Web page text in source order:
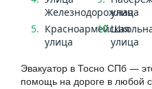
Железнодорожная
Красноармейская
улица
улица
улица
Эвакуатор в Тосно СПб —
помощь на дороге в любой